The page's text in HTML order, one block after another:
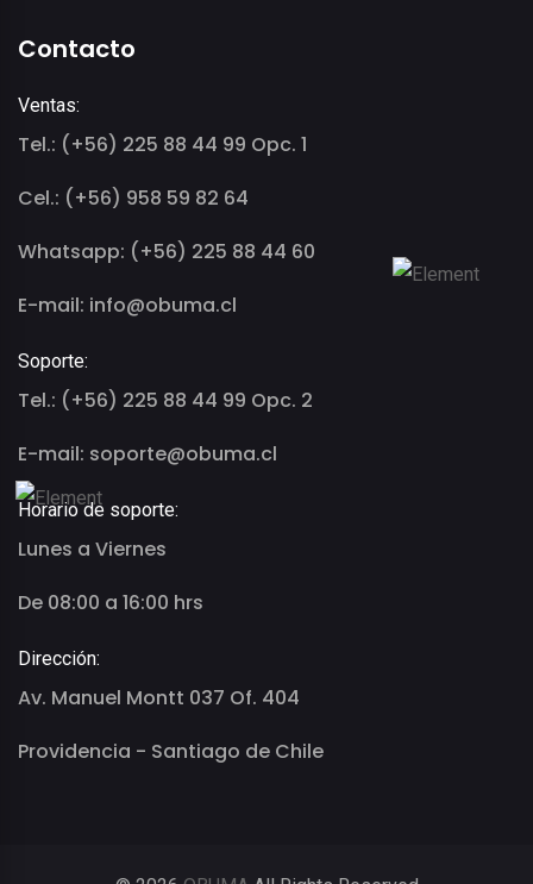
Contacto
Ventas:
Tel.: (+56) 225 88 44 99 Opc. 1
Cel.: (+56) 958 59 82 64
Whatsapp: (+56) 225 88 44 60
E-mail: info@obuma.cl
Soporte:
Tel.: (+56) 225 88 44 99 Opc. 2
E-mail: soporte@obuma.cl
Horario de soporte:
Lunes a Viernes
De 08:00 a 16:00 hrs
Dirección:
Av. Manuel Montt 037 Of. 404
Providencia - Santiago de Chile